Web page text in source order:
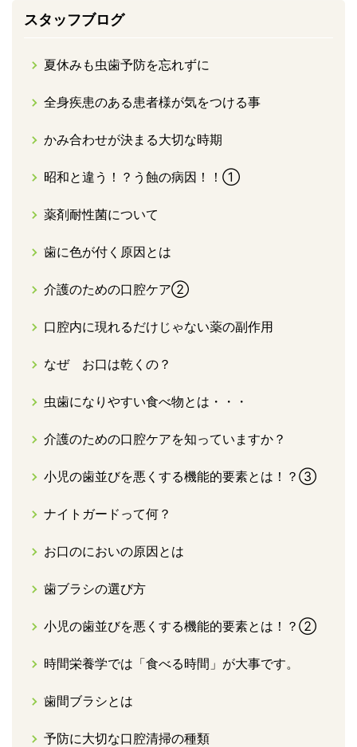
スタッフブログ
夏休みも虫歯予防を忘れずに
全身疾患のある患者様が気をつける事
かみ合わせが決まる大切な時期
昭和と違う！？う蝕の病因！！①
薬剤耐性菌について
歯に色が付く原因とは
介護のための口腔ケア②
口腔内に現れるだけじゃない薬の副作用
なぜ お口は乾くの？
虫歯になりやすい食べ物とは・・・
介護のための口腔ケアを知っていますか？
小児の歯並びを悪くする機能的要素とは！？③
ナイトガードって何？
お口のにおいの原因とは
歯ブラシの選び方
小児の歯並びを悪くする機能的要素とは！？②
時間栄養学では「食べる時間」が大事です。
歯間ブラシとは
予防に大切な口腔清掃の種類